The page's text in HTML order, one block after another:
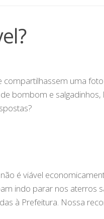
uma
bombom e salgadinhos,
é viável
indo parar nos aterros
à Prefeitura. Nossa